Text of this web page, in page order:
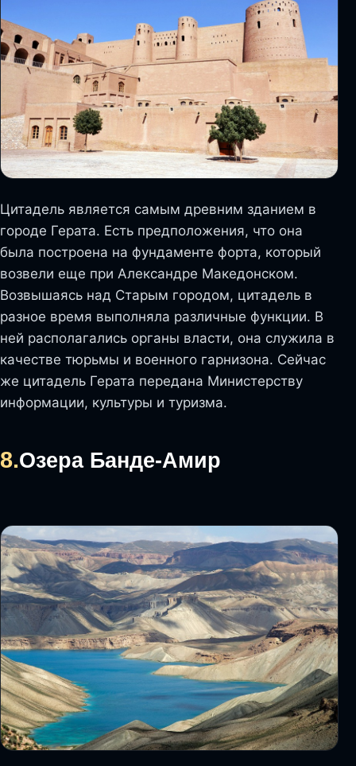
Цитадель является самым древним зданием в
городе Герата. Есть предположения, что она
была построена на фундаменте форта, который
возвели еще при Александре Македонском.
Возвышаясь над Старым городом, цитадель в
разное время выполняла различные функции. В
ней располагались органы власти, она служила в
качестве тюрьмы и военного гарнизона. Сейчас
же цитадель Герата передана Министерству
информации, культуры и туризма.
8.Озера Банде-Амир